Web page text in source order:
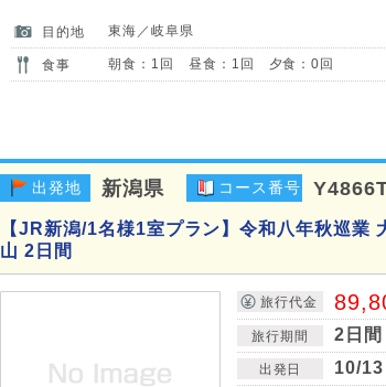
目的地 東海／岐阜県
食事 朝食：1回 昼食：1回 夕食：0回
出発地 新潟県 コース番号
【JR新潟/1名様1室プラン】令和八年秋巡業
山 2日間
旅行代金
旅行期間 2日間
出発日 10/